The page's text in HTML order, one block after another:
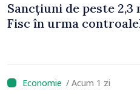
Sancțiuni de peste
Fisc în urma
/ Acum 1 zi